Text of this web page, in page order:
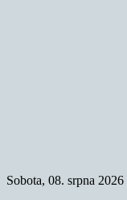
Sobota, 08. srpna 2026